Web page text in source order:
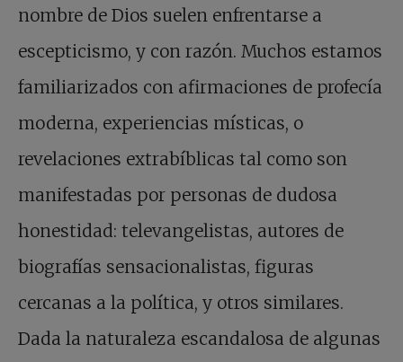
nombre de Dios suelen enfrentarse a
escepticismo, y con razón. Muchos estamos
familiarizados con afirmaciones de profecía
moderna, experiencias místicas, o
revelaciones extrabíblicas tal como son
manifestadas por personas de dudosa
honestidad: televangelistas, autores de
biografías sensacionalistas, figuras
cercanas a la política, y otros similares.
Dada la naturaleza escandalosa de algunas